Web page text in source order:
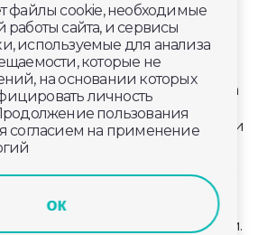
продолжается. «Единая
очередную партию гумгруза
особенная, праздничная.
необходимые вещи, но и
Дню защитника Отечества.
миссии «Единая Россия»
— только отправится одна
сбор следующей. Кабинеты в
мешками и коробками.
файлы cookie, необходимые
работы сайта, и сервисы
используемые для анализа
которые не
на основании которых
личность
пользования
согласием на применение
ок